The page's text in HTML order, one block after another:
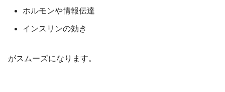
ホルモンや情報伝達
インスリンの効き
がスムーズになります。